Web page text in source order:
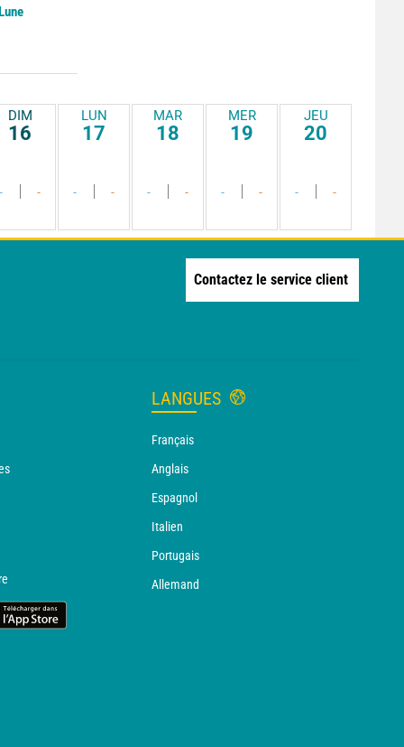
DIM
16
-
LUN
17
- -
MAR
18
- -
MER
19
- -
JEU
20
- -
Contactez le service client
LANGUES
Français
Anglais
Espagnol
Italien
Portugais
Allemand